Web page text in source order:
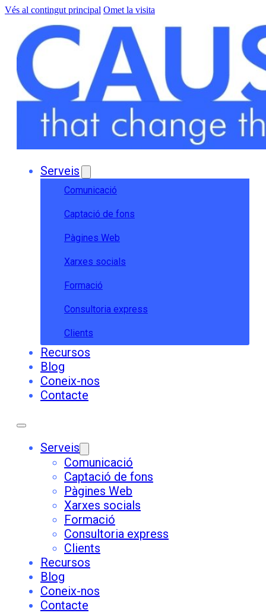
Vés al contingut principal Omet la visita
Serveis
Comunicació
Captació de fons
Pàgines Web
Xarxes socials
Formació
Consultoria express
Clients
Recursos
Blog
Coneix-nos
Contacte
Serveis
Comunicació
Captació de fons
Pàgines Web
Xarxes socials
Formació
Consultoria express
Clients
Recursos
Blog
Coneix-nos
Contacte